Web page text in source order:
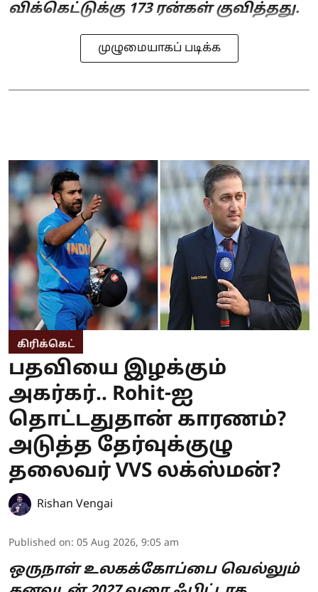
விக்கெட்டுக்கு 173 ரன்கள் குவித்தது.
முழுமையாகப் படிக்க
கிரிக்கெட்
பதவியை இழக்கும்
அகர்கர்.. Rohit-ஐ
தொட்டதுதான் காரணம்?
அடுத்த தேர்வுக்குழு
தலைவர் VVS லக்ஸ்மன்?
Rishan Vengai
Published on: 05 Aug 2026, 9:05 am
ஒருநாள் உலகக்கோப்பை வெல்லும்